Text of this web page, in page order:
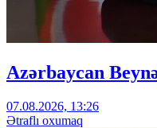
Azərbaycan
07.08.2026, 13:26
Ətraflı oxumaq